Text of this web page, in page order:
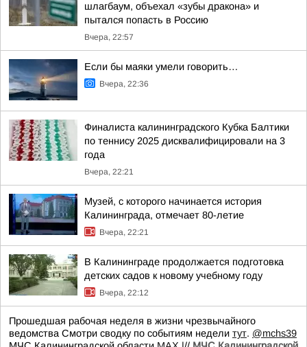
шлагбаум, объехал «зубы дракона» и
пытался попасть в Россию
Вчера, 22:57
Если бы маяки умели говорить…
Вчера, 22:36
Финалиста калининградского Кубка Балтики
по теннису 2025 дисквалифицировали на 3
года
Вчера, 22:21
Музей, с которого начинается история
Калининграда, отмечает 80-летие
Вчера, 22:21
В Калининграде продолжается подготовка
детских садов к новому учебному году
Вчера, 22:12
Прошедшая рабочая неделя в жизни чрезвычайного
ведомства Смотри сводку по событиям недели тут. @mchs39